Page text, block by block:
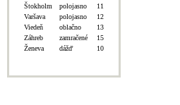
Štokholm
polojasno
11
Varšava
polojasno
12
Viedeň
oblačno
13
Záhreb
zamračené
15
Ženeva
dážď 10